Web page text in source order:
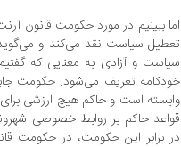
اما ببینیم در مورد حکومت قانون
تعطیل سیاست نقد می‌کند و
سیاست و آزادی به معنایی که
خودکامه تعریف می‌شود. حکومت
وابسته است و حاکم هیچ ارزشی
قواعد حاکم بر روابط خصوصی
در برابر این حکومت، در حکومت